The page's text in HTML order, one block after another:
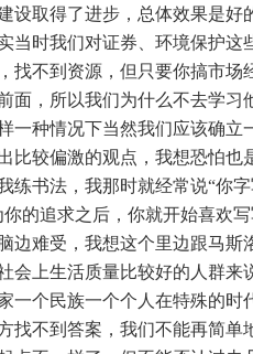
设取得了进步，总体效果是
当时我们对证券、环境保护
找不到资源，但只要你搞市
面，所以我们为什么不去学
种情况下当然我们应该确
较偏激的观点，我想恐怕
练书法，我那时就经常说“
的追求之后，你就开始喜欢
难受，我想这个里边跟马
会上生活质量比较好的人群
一个民族一个个人在特殊的
找不到答案，我们不能再简